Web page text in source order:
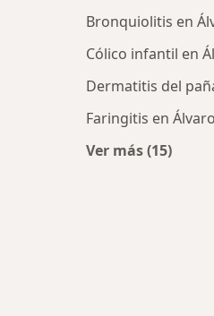
Bronquiolitis en
Cólico infantil en
Dermatitis del
Faringitis en
Ver más (15)
Más en